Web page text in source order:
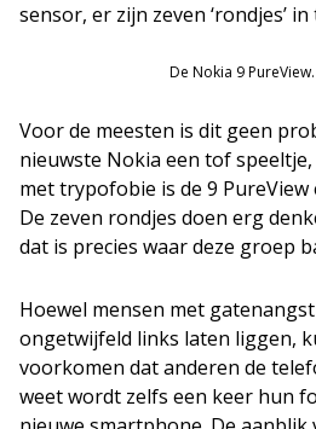
sensor, er zijn zeven ‘rondjes’
De Nokia 9
Voor de meesten is dit geen
nieuwste Nokia een tof
met trypofobie is de 9
De zeven rondjes doen erg
dat is precies waar deze groep
Hoewel mensen met
ongetwijfeld links laten liggen,
voorkomen dat anderen de
weet wordt zelfs een keer hun